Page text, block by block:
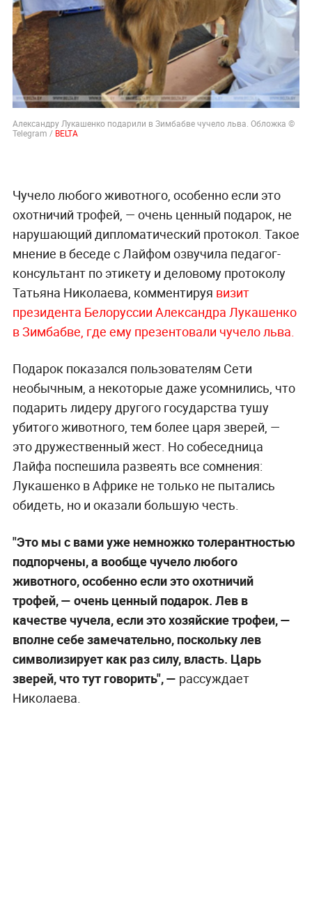
Александру Лукашенко подарили в Зимбабве чучело льва. Обложка ©
Telegram / BELTA
Чучело любого животного, особенно если это
охотничий трофей, — очень ценный подарок, не
нарушающий дипломатический протокол. Такое
мнение в беседе с Лайфом озвучила педагог-
консультант по этикету и деловому протоколу
Татьяна Николаева, комментируя визит
президента Белоруссии Александра Лукашенко
в Зимбабве, где ему презентовали чучело льва.
Подарок показался пользователям Сети
необычным, а некоторые даже усомнились, что
подарить лидеру другого государства тушу
убитого животного, тем более царя зверей, —
это дружественный жест. Но собеседница
Лайфа поспешила развеять все сомнения:
Лукашенко в Африке не только не пытались
обидеть, но и оказали большую честь.
"Это мы с вами уже немножко толерантностью
подпорчены, а вообще чучело любого
животного, особенно если это охотничий
трофей,— очень ценный подарок. Лев в
качестве чучела, если это хозяйские трофеи, —
вполне себе замечательно, поскольку лев
символизирует как раз силу, власть. Царь
зверей, что тут говорить",— рассуждает
Николаева.